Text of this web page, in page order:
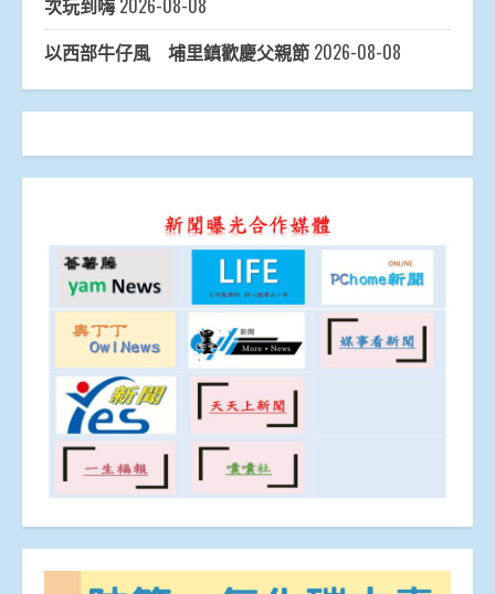
次玩到嗨 2026-08-08
以西部牛仔風 埔里鎮歡慶父親節 2026-08-08